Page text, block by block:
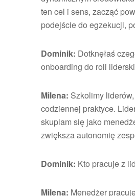
ten cel i sens, zacząć
podejście do egzekucji,
Dominik: Dotknęłaś
onboarding do roli
Milena: Szkolimy
codziennej praktyce.
skupiam się jako
zwiększa autonomię
Dominik: Kto pracuje z
Milena: Menedżer